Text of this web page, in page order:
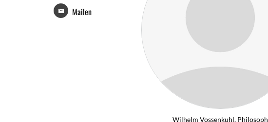
Wilhelm Vossenkuhl, Philosoph
Mailen